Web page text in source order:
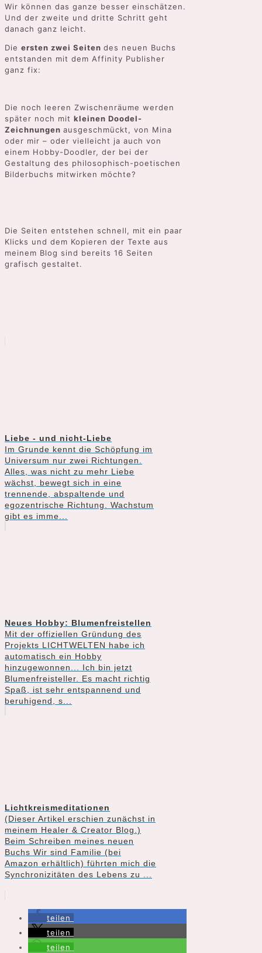
Wir können das ganze besser einschätzen.
Und der zweite und dritte Schritt geht
danach ganz leicht.
Die ersten zwei Seiten des neuen Buchs
entstanden mit dem Affinity Publisher
ganz fix:
Die noch leeren Zwischenräume werden
später noch mit kleinen Doodel-
Zeichnungen ausgeschmückt, von Mina
oder mir – oder vielleicht ja auch von
einem Hobby-Doodler, der bei der
Gestaltung des philosophisch-poetischen
Bilderbuchs mitwirken möchte?
Die Seiten entstehen schnell, mit ein paar
Klicks und dem Kopieren der Texte aus
meinem Blog sind bereits 16 Seiten
grafisch gestaltet.
Liebe - und nicht-Liebe
Im Grunde kennt die Schöpfung im
Universum nur zwei Richtungen.
Alles, was nicht zu mehr Liebe
wächst, bewegt sich in eine
trennende, abspaltende und
egozentrische Richtung. Wachstum
gibt es imme...
Neues Hobby: Blumenfreistellen
Mit der offiziellen Gründung des
Projekts LICHTWELTEN habe ich
automatisch ein Hobby
hinzugewonnen... Ich bin jetzt
Blumenfreisteller. Es macht richtig
Spaß, ist sehr entspannend und
beruhigend, s...
Lichtkreismeditationen
(Dieser Artikel erschien zunächst in
meinem Healer & Creator Blog.)
Beim Schreiben meines neuen
Buchs Wir sind Familie (bei
Amazon erhältlich) führten mich die
Synchronizitäten des Lebens zu ...
teilen
teilen
teilen